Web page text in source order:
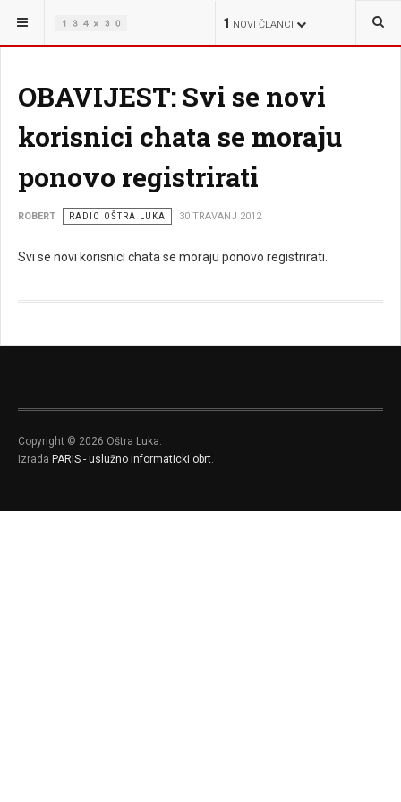
1 NOVI ČLANCI
NALAZITE SE OVDJE:
OBAVIJEST: Svi se novi
korisnici chata se moraju
ponovo registrirati
ROBERT RADIO OŠTRA LUKA 30 TRAVANJ 2012
Svi se novi korisnici chata se moraju ponovo registrirati.
Copyright © 2026 Oštra Luka.
Izrada PARIS - uslužno informaticki obrt.